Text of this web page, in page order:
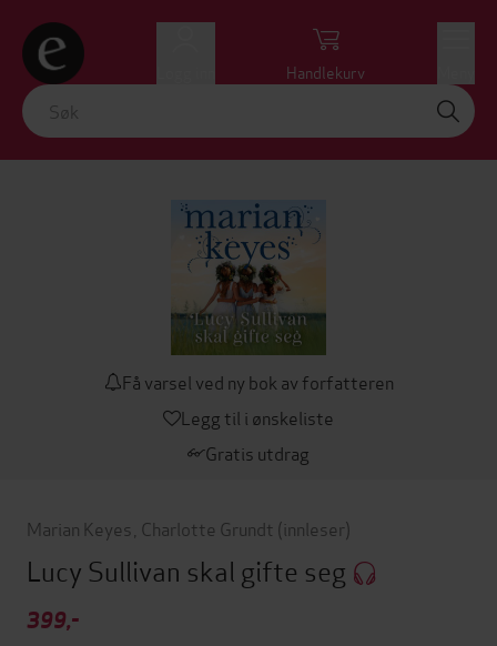
Handlekurv
Få varsel ved ny bok av forfatteren
Legg til i ønskeliste
Gratis utdrag
Marian Keyes Charlotte Grundt (innleser)
Lucy Sullivan skal gifte seg
399,-